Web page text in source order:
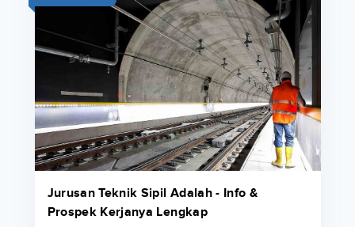
Jurusan Teknik Sipil Adalah - Info &
Prospek Kerjanya Lengkap